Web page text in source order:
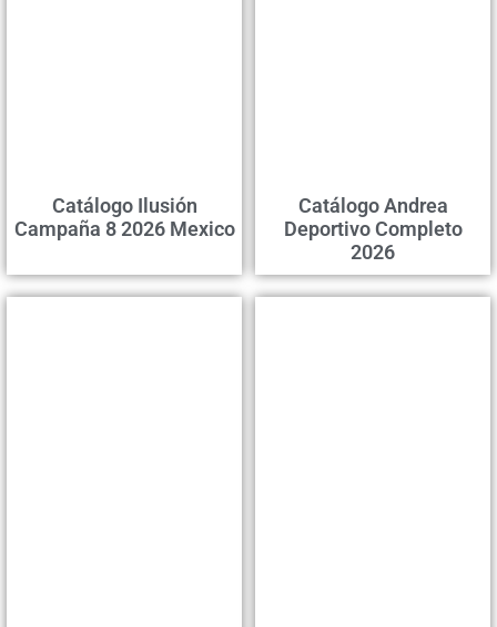
Catálogo Ilusión
Campaña 8 2026 Mexico
Catálogo Andrea
Deportivo Completo
2026